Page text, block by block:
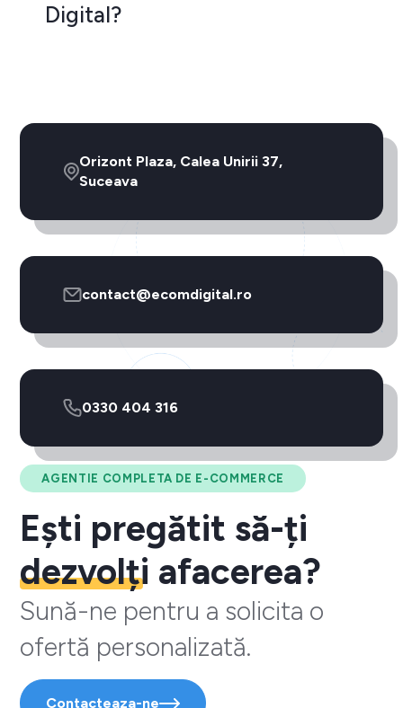
Digital?
AGENTIE COMPLETA DE E-COMMERCE
Ești pregătit să-ți
dezvolți afacerea?
Sună-ne pentru a solicita o
ofertă personalizată.
Contacteaza-ne
Orizont Plaza, Calea Unirii 37,
Suceava
contact@ecomdigital.ro
0330 404 316